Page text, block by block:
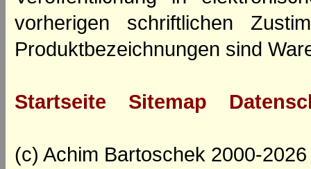
vorherigen schriftlichen
Produktbezeichnungen sind
Startseite Sitemap
(c) Achim Bartoschek 2000-2026